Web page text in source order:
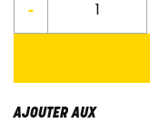
-
AJOUTER AUX